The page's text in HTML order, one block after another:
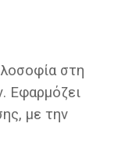
στη
Εφαρμόζει
με την